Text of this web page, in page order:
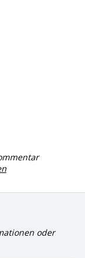
oder